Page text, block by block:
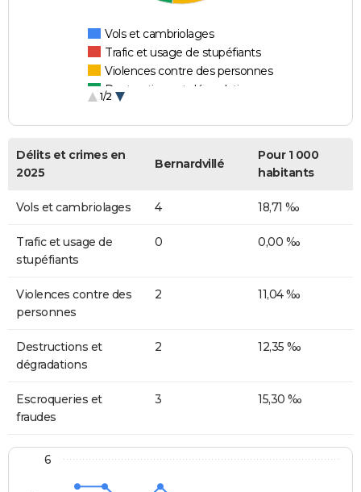
Vols et cambriolages
Trafic et usage de stupéfiants
Violences contre des personnes
Destructions et dégradations
1/2
Délits et crimes en
2025
Bernardvillé
Pour 1 000
habitants
Vols et cambriolages 4 18,71 ‰
Trafic et usage de
stupéfiants
0 0,00 ‰
Violences contre des
personnes
2 11,04 ‰
Destructions et
dégradations
2 12,35 ‰
Escroqueries et
fraudes
3 15,30 ‰
6